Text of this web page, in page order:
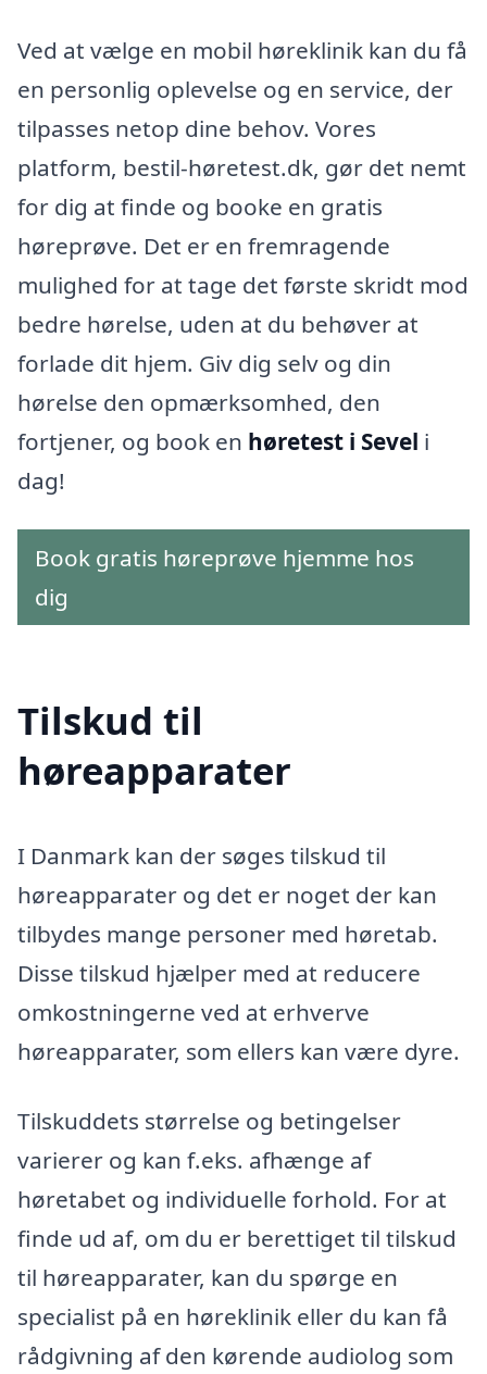
Ved at vælge en mobil høreklinik kan du få
en personlig oplevelse og en service, der
tilpasses netop dine behov. Vores
platform, bestil-høretest.dk, gør det nemt
for dig at finde og booke en gratis
høreprøve. Det er en fremragende
mulighed for at tage det første skridt mod
bedre hørelse, uden at du behøver at
forlade dit hjem. Giv dig selv og din
hørelse den opmærksomhed, den
fortjener, og book en høretest i Sevel i
dag!
Book gratis høreprøve hjemme hos
dig
Tilskud til
høreapparater
I Danmark kan der søges tilskud til
høreapparater og det er noget der kan
tilbydes mange personer med høretab.
Disse tilskud hjælper med at reducere
omkostningerne ved at erhverve
høreapparater, som ellers kan være dyre.
Tilskuddets størrelse og betingelser
varierer og kan f.eks. afhænge af
høretabet og individuelle forhold. For at
finde ud af, om du er berettiget til tilskud
til høreapparater, kan du spørge en
specialist på en høreklinik eller du kan få
rådgivning af den kørende audiolog som